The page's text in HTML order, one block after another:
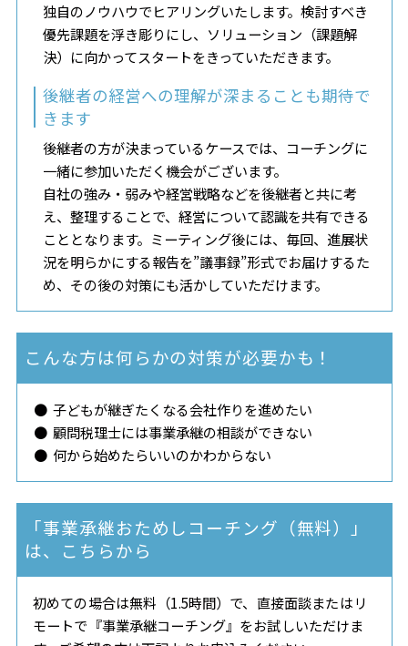
独自のノウハウでヒアリングいたします。検討すべき
優先課題を浮き彫りにし、ソリューション（課題解
決）に向かってスタートをきっていただきます。
後継者の経営への理解が深まることも期待で
きます
後継者の方が決まっているケースでは、コーチングに
一緒に参加いただく機会がございます。
自社の強み・弱みや経営戦略などを後継者と共に考
え、整理することで、経営について認識を共有できる
こととなります。ミーティング後には、毎回、進展状
況を明らかにする報告を”議事録”形式でお届けするた
め、その後の対策にも活かしていただけます。
こんな方は何らかの対策が必要かも！
子どもが継ぎたくなる会社作りを進めたい
顧問税理士には事業承継の相談ができない
何から始めたらいいのかわからない
「事業承継おためしコーチング（無料）」
は、こちらから
初めての場合は無料（1.5時間）で、直接面談またはリ
モートで『事業承継コーチング』をお試しいただけま